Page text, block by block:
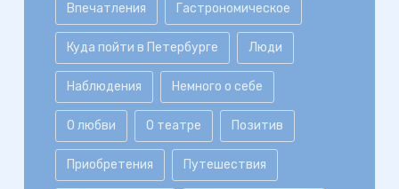
Впечатления Гастрономическое
Куда пойти в Петербурге Люди
Наблюдения Немного о себе
О любви О театре Позитив
Приобретения Путешествия